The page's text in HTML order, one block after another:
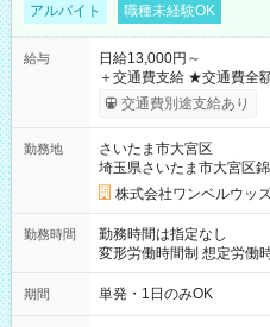
アルバイト 職種未経験OK
給与
日給13,000円～
＋交通費支給 ★交通費全額支給！ ┗案件により規定あり ★日払
いOK！（規定あり） ┗働
ンビニATMから 日払い分を引き落
交通費別途支給あり
勤務地
さいたま市大宮区
埼玉県さいたま市大宮区
株式会社ワンベルウッ
勤務時間
勤務時間は指定なし
変形労働時間制 想定労働時間160時間/月
～21：00
期間 単発・1日のみOK